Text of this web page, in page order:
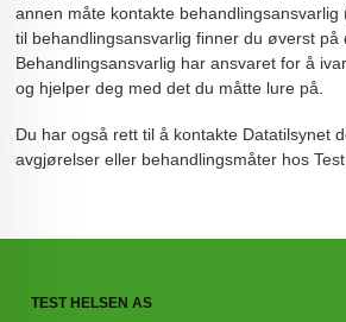
annen måte kontakte behandlingsansvarlig
til behandlingsansvarlig finner du øverst på
Behandlingsansvarlig har ansvaret for å
og hjelper deg med det du måtte lure på.
Du har også rett til å kontakte Datatilsynet
avgjørelser eller behandlingsmåter hos
TEST HELSEN AS